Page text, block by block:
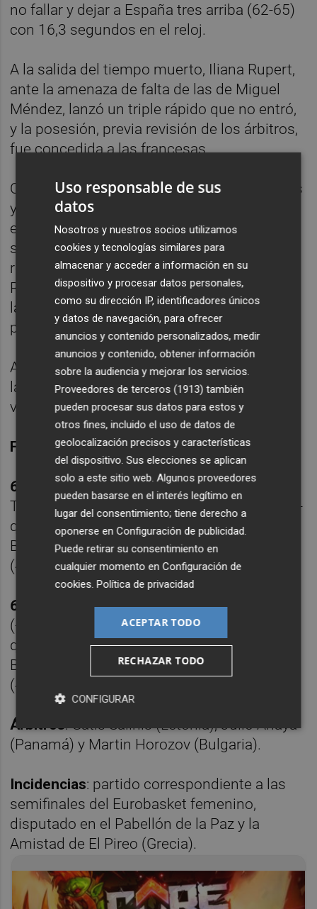
no fallar y dejar a España tres arriba (62-65)
con 16,3 segundos en el reloj.
A la salida del tiempo muerto, Iliana Rupert,
ante la amenaza de falta de las de Miguel
Méndez, lanzó un triple rápido que no entró,
y la posesión, previa revisión de los árbitros,
fue concedida a las francesas.
Ortiz hizo falta a poco más de dos segundos
y llevó a la línea de personal a Bernies, que
encestó el primero y lanzó a fallar el
segundo. España no consiguió atrapar el
rebote y en su disputa, cometió falta sobre
Rupert, que tras encestar el primero, erró el
lanzamiento que llevaba el choque a la
prórroga para dar la victoria final a España.
Así, la selección española ya espera rival en
la final, que saldrá del choque entre Bélgica,
vigente campeona europea, e Italia.
Ficha técnica:
64 - Francia (18+20+8+18): Bernies (6),
Touré (14), Ayayi (19), Salaun (9), Rupert (3) -
quinteto inicial-, Brochant (-), Fopposi (3),
Badiane (6), Pouye (-), Djaldi Tabdi (-), Lacan
(4) y Astier (-).
65 - España (18+13+18+16): Ortiz (4), Vilaró
(-), Torrens (12), Araujo (6), Fam (21) -
quinteto inicial-, Ginzo (2), Pueyo (9),
Buenavida (5), Etxarri (2), Ayuso (-) y Carrera
(4).
Árbitros: Gatis Salinis (Letonia), Julio Anaya
(Panamá) y Martin Horozov (Bulgaria).
Incidencias: partido correspondiente a las
semifinales del Eurobasket femenino,
disputado en el Pabellón de la Paz y la
Amistad de El Pireo (Grecia).
Uso responsable de sus
datos
Nosotros y nuestros socios utilizamos
cookies y tecnologías similares para
almacenar y acceder a información en su
dispositivo y procesar datos personales,
como su dirección IP, identificadores únicos
y datos de navegación, para ofrecer
anuncios y contenido personalizados, medir
anuncios y contenido, obtener información
sobre la audiencia y mejorar los servicios.
Proveedores de terceros (1913) también
pueden procesar sus datos para estos y
otros fines, incluido el uso de datos de
geolocalización precisos y características
del dispositivo. Sus elecciones se aplican
solo a este sitio web. Algunos proveedores
pueden basarse en el interés legítimo en
lugar del consentimiento; tiene derecho a
oponerse enConfiguración de publicidad
Puede retirar su consentimiento en
cualquier momento enConfiguración de
cookies .Política de privacidad
ACEPTAR TODO
RECHAZAR TODO
CONFIGURAR